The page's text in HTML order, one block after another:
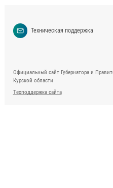
Техническая поддержка
Официальный сайт Губернатора и
Курской области
Техподдержка сайта